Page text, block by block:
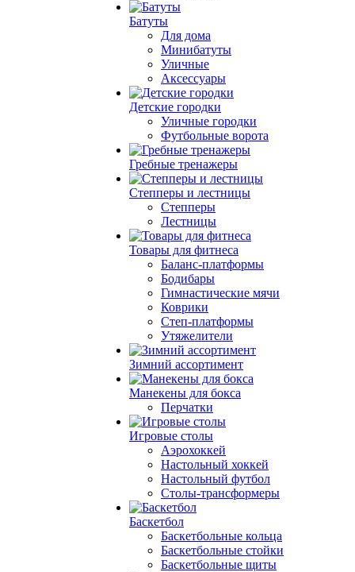
Батуты
Для дома
Минибатуты
Уличные
Аксессуары
Детские городки
Уличные городки
Футбольные ворота
Гребные тренажеры
Степперы и лестницы
Степперы
Лестницы
Товары для фитнеса
Баланс-платформы
Бодибары
Гимнастические мячи
Коврики
Степ-платформы
Утяжелители
Зимний ассортимент
Манекены для бокса
Перчатки
Игровые столы
Аэрохоккей
Настольный хоккей
Настольный футбол
Столы-трансформеры
Баскетбол
Баскетбольные кольца
Баскетбольные стойки
Баскетбольные щиты